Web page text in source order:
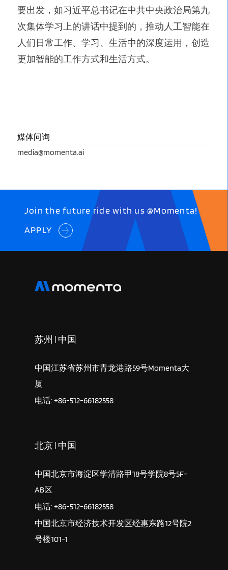
要出发，如习近平总书记在中共中央政治局第九
次集体学习上的讲话中提到的，推动人工智能在
人们日常工作、学习、生活中的深度运用，创造
更加智能的工作方式和生活方式。
媒体问询
media@momenta.ai
Join the future ride with us @Momenta!
APPLY
苏州 | 中国
中国江苏省苏州市青龙港路59号Momenta大
厦
电话: +86-512-66182558
北京 | 中国
中国北京市海淀区学清路甲18号学院8号5F-
AB区
电话: +86-512-66182558
中国北京市经济技术开发区经惠东路12号院2
号楼101-1